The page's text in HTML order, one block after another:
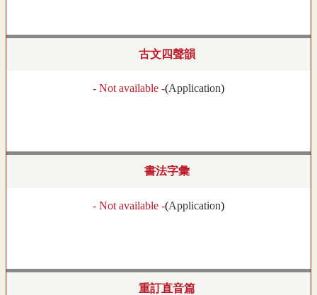
古文四聲韻
- Not available -(Application)
書法字彙
- Not available -(Application)
重訂直音篇